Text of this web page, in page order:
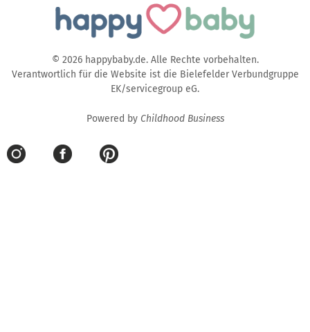
© 2026 happybaby.de. Alle Rechte vorbehalten.
Verantwortlich für die Website ist die Bielefelder Verbundgruppe
EK/servicegroup eG.
Powered by Childhood Business